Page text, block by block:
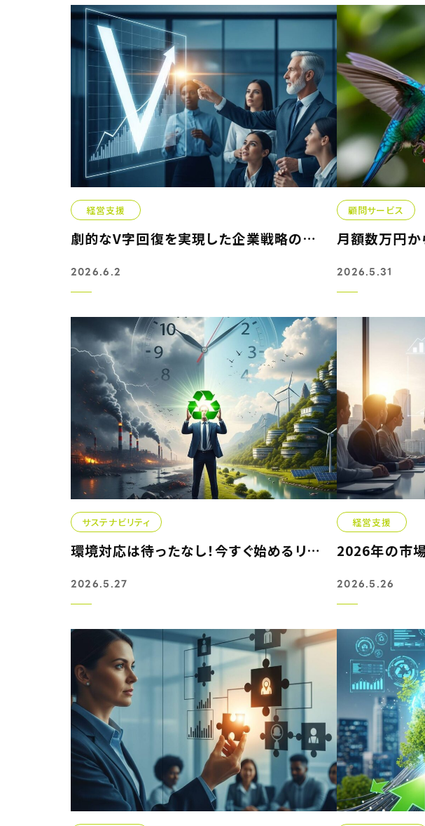
経営支援
劇的なV字回復を実現した企業戦略の裏側には優秀な顧問サービ...
2026.6.2
顧問サービス
2026.5.31
サステナビリティ
環境対応は待ったなし！今すぐ始めるリサイクル戦略で経営危...
2026.5.27
経営支援
2026.5.26